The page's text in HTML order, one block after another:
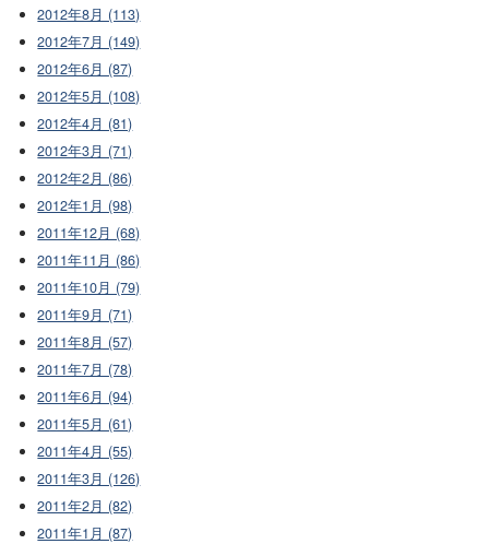
2012年8月 (113)
2012年7月 (149)
2012年6月 (87)
2012年5月 (108)
2012年4月 (81)
2012年3月 (71)
2012年2月 (86)
2012年1月 (98)
2011年12月 (68)
2011年11月 (86)
2011年10月 (79)
2011年9月 (71)
2011年8月 (57)
2011年7月 (78)
2011年6月 (94)
2011年5月 (61)
2011年4月 (55)
2011年3月 (126)
2011年2月 (82)
2011年1月 (87)